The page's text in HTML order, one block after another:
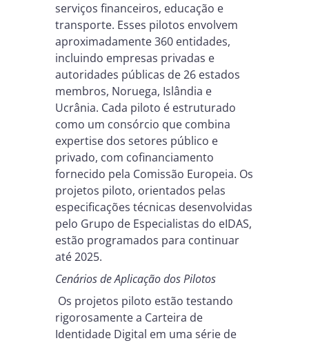
serviços financeiros, educação e
transporte. Esses pilotos envolvem
aproximadamente 360 entidades,
incluindo empresas privadas e
autoridades públicas de 26 estados
membros, Noruega, Islândia e
Ucrânia. Cada piloto é estruturado
como um consórcio que combina
expertise dos setores público e
privado, com cofinanciamento
fornecido pela Comissão Europeia. Os
projetos piloto, orientados pelas
especificações técnicas desenvolvidas
pelo Grupo de Especialistas do eIDAS,
estão programados para continuar
até 2025.
Cenários de Aplicação dos Pilotos
Os projetos piloto estão testando
rigorosamente a Carteira de
Identidade Digital em uma série de